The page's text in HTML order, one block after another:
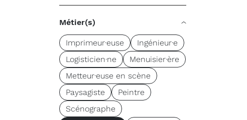
Métier(s)
Imprimeur·euse
Ingénieur·e
Logisticien·ne
Menuisier·ère
Metteur·euse en scène
Paysagiste
Peintre
Scénographe